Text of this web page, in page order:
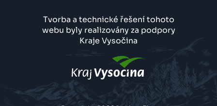
Tvorba a technické řešení tohoto
webu byly realizovány za podpory
Kraje Vysočina